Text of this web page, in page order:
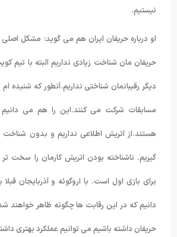
نیستیم.
او درباره حریفان ایران هم می گوید: مشکل
حریفان مان شناخت زیادی نداریم البته با تیم
دیگر رقیبانمان شناختی نداریم.آنطور که شنیده
مسابقات شرکت می کنند.این را هم می دانیم
هستند.از اتریش اطلاعی نداریم و بدون شناخت
گیریم. ناشناخته بودن اتریش کارمان را سخت
برای بازی اول است. با اروگوئه و آذربایجان قبلا
دانیم که در این رقابت ها چگونه ظاهر خواهند
حریفان داشته باشیم می توانیم عملکرد بهتری